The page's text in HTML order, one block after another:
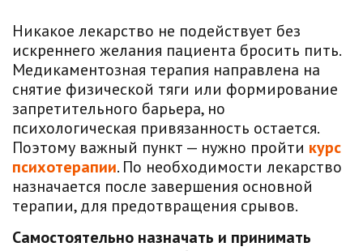
Никакое лекарство не подействует без
искреннего желания пациента бросить пить.
Медикаментозная терапия направлена на
снятие физической тяги или формирование
запретительного барьера, но
психологическая привязанность остается.
Поэтому важный пункт — нужно пройти курс
психотерапии. По необходимости лекарство
назначается после завершения основной
терапии, для предотвращения срывов.
Самостоятельно назначать и принимать